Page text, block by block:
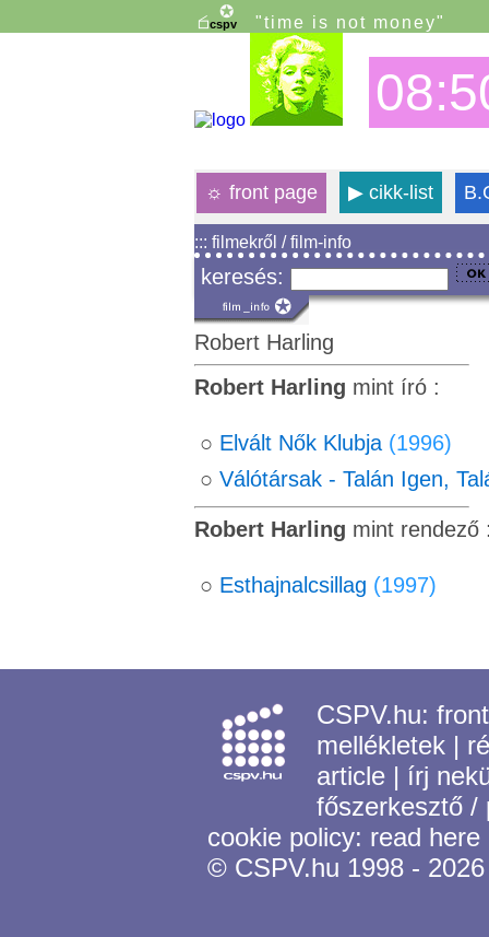
"time is not money"
☼ front page ▶cikk-list
::: filmekről / film-info
keresés:
Robert Harling
Robert Harling mint író :
○ Elvált Nők Klubja (1996)
○ Válótársak - Talán Igen,
Robert Harling mint
○ Esthajnalcsillag (1997)
CSPV.hu:
mellékletek |
article | írj
főszerkesztő
cookie policy: read here
© CSPV.hu 1998 - 2026